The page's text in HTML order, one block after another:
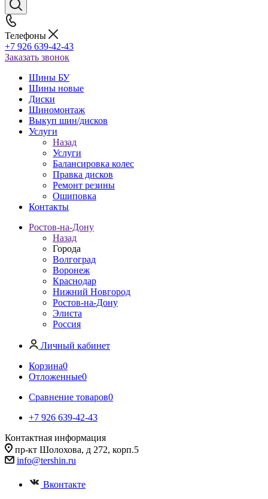
Телефоны
+7 926 639-42-43
Заказать звонок
Шины БУ
Шины новые
Диски
Шиномонтаж
Выкуп шин/дисков
Услуги
Назад
Услуги
Балансировка колес
Правка дисков
Ремонт резины
Ошиповка
Контакты
Ростов-на-Дону
Назад
Города
Волгоград
Воронеж
Краснодар
Нижний Новгород
Ростов-на-Дону
Элиста
Россия
Личный кабинет
Корзина0
Отложенные0
Сравнение товаров0
+7 926 639-42-43
Контактная информация
пр-кт Шолохова, д 272, корп.5
info@tershin.ru
Вконтакте